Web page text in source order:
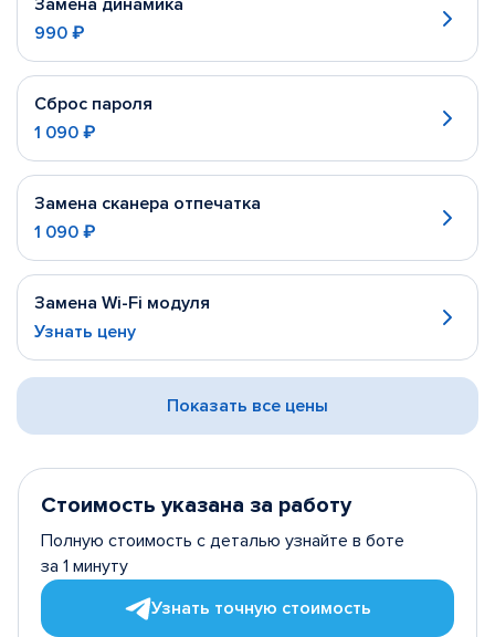
Замена динамика
990 ₽
Сброс пароля
1 090 ₽
Замена сканера отпечатка
1 090 ₽
Замена Wi-Fi модуля
Узнать цену
Показать все цены
Стоимость указана за работу
Полную стоимость с деталью узнайте в боте
за 1 минуту
Узнать точную стоимость